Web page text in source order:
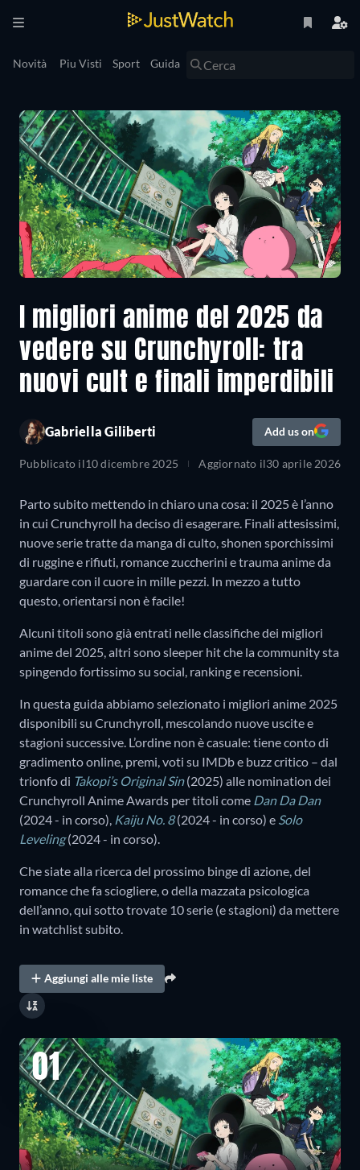
Novità Piu Visti Sport Guida
I migliori anime del 2025 da
vedere su Crunchyroll: tra
nuovi cult e finali imperdibili
Gabriella Giliberti Add us on
Pubblicato il10 dicembre 2025 Aggiornato il30 aprile 2026
Parto subito mettendo in chiaro una cosa: il 2025 è l’anno
in cui Crunchyroll ha deciso di esagerare. Finali attesissimi,
nuove serie tratte da manga di culto, shonen sporchissimi
di ruggine e rifiuti, romance zuccherini e trauma anime da
guardare con il cuore in mille pezzi. In mezzo a tutto
questo, orientarsi non è facile!
Alcuni titoli sono già entrati nelle classifiche dei migliori
anime del 2025, altri sono sleeper hit che la community sta
spingendo fortissimo su social, ranking e recensioni.
In questa guida abbiamo selezionato i migliori anime 2025
disponibili su Crunchyroll, mescolando nuove uscite e
stagioni successive. L’ordine non è casuale: tiene conto di
gradimento online, premi, voti su IMDb e buzz critico – dal
trionfo di Takopi’s Original Sin(2025) alle nomination dei
Crunchyroll Anime Awards per titoli come Dan Da Dan
(2024 - in corso), Kaiju No. 8(2024 - in corso) e Solo
Leveling(2024 - in corso).
Che siate alla ricerca del prossimo binge di azione, del
romance che fa sciogliere, o della mazzata psicologica
dell’anno, qui sotto trovate 10 serie (e stagioni) da mettere
in watchlist subito.
Aggiungi alle mie liste
01